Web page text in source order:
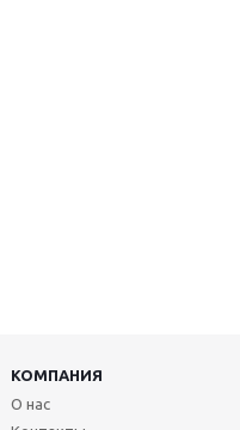
КОМПАНИЯ
О нас